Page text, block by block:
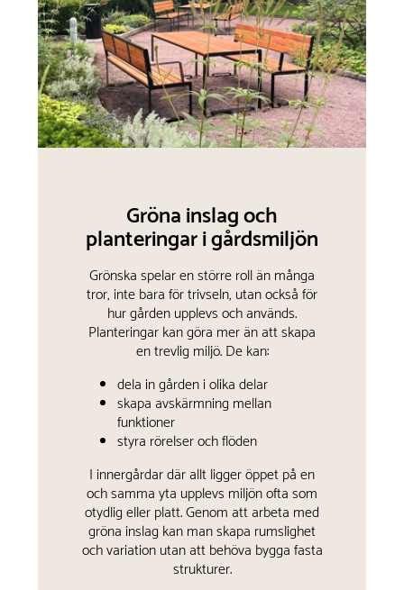
Gröna inslag och
planteringar i gårdsmiljön
Grönska spelar en större roll än många
tror, inte bara för trivseln, utan också för
hur gården upplevs och används.
Planteringar kan göra mer än att skapa
en trevlig miljö. De kan:
dela in gården i olika delar
skapa avskärmning mellan
funktioner
styra rörelser och flöden
I innergårdar där allt ligger öppet på en
och samma yta upplevs miljön ofta som
otydlig eller platt. Genom att arbeta med
gröna inslag kan man skapa rumslighet
och variation utan att behöva bygga fasta
strukturer.